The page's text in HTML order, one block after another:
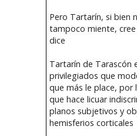
Pero Tartarín, si bien
tampoco miente,
dice
Tartarín de Tarascón
privilegiados que
que más le place, por
que hace licuar
planos subjetivos y
hemisferios corticales